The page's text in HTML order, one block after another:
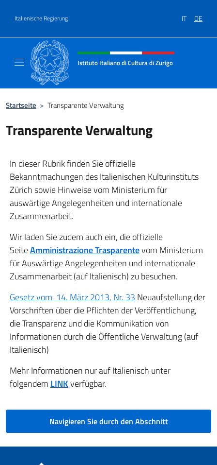
Italienische Regierung IT DE
Header-Site, Social und Menü
Istituto Italiano di Cultura di Zurigo
Startseite > Transparente Verwaltung
Transparente Verwaltung
In dieser Rubrik finden Sie offizielle
Bekanntmachungen des Italienischen Kulturinstituts
Zürich sowie Hinweise vom Ministerium für
auswärtige Angelegenheiten und internationale
Zusammenarbeit.
Wir laden Sie zudem auch ein, die offizielle
SeiteAmministrazione Trasparentevom Ministerium
für Auswärtige Angelegenheiten und internationale
Zusammenarbeit (auf Italienisch) zu besuchen.
Gesetz vom 14. März 2013, Nr. 33 Neuaufstellung der
Vorschriften über die Pflichten der Veröffentlichung,
die Transparenz und die Kommunikation von
Informationen durch die Öffentliche Verwaltung (auf
Italienisch)
Mehr Informationen nur auf Italienisch unter
folgendem LINKverfügbar.
Navigieren Sie durch den Abschnitt